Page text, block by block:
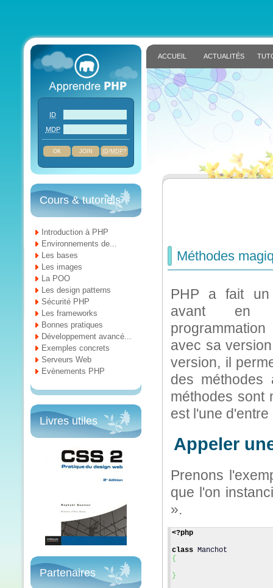
ACCUEIL ACTUALITÉS
Méthodes
PHP a fait
avant en
avec sa
version, il
des méthodes
méthodes sont
est l'une d'entre
Appeler
Prenons
que l'on
».
<?php
class Manchot
{
}
ID
MDP
JOIN ID/MDP?
Cours & tutoriels
Introduction à PHP
Environnements de...
Les bases
Les images
La POO
Les design patterns
Sécurité PHP
Les frameworks
Bonnes pratiques
Développement avancé...
Exemples concrets
Serveurs Web
Evènements PHP
Livres utiles
Partenaires